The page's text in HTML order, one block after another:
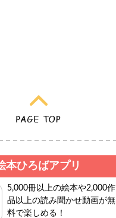
本ひろばアプリ
5,000冊以上の絵本や2,000作
品以上の読み聞かせ動画が無
料で楽しめる！